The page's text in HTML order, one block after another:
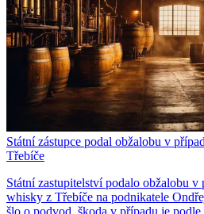
Státní zástupce podal obžalobu v
Třebíče
Státní zastupitelství podalo obžalobu v
whisky z Třebíče na podnikatele